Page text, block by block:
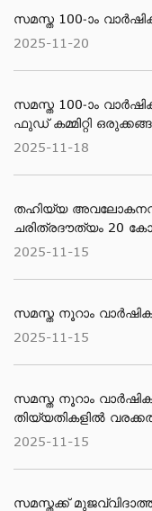
സമസ്ത 100-ാം
2025-11-20
സമസ്ത 100-ാം
ഫുഡ് കമ്മിറ്റി
2025-11-18
തഹിയ്യ
ചരിത്രദൗത്യം 20
2025-11-15
സമസ്ത നൂറാം
2025-11-15
സമസ്ത നൂറാം
തിയ്യതികളില്‍
2025-11-15
സമസ്തക്ക്